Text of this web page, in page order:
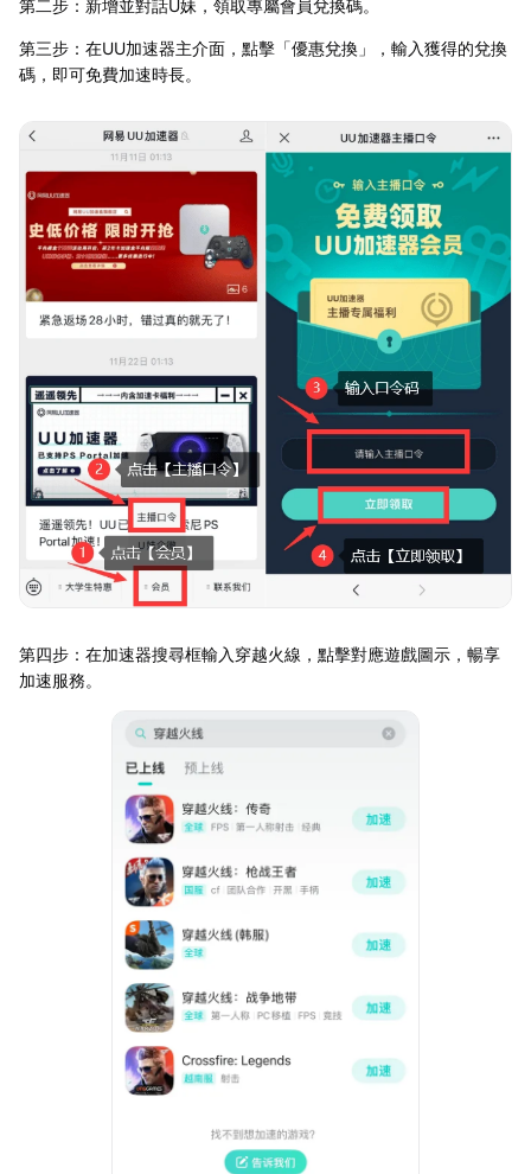
第二步：新增並對話U妹，領取專屬會員兌換碼。
第三步：在UU加速器主介面，點擊「優惠兌換」，輸入獲得的兌換
碼，即可免費加速時長。
第四步：在加速器搜尋框輸入穿越火線，點擊對應遊戲圖示，暢享
加速服務。